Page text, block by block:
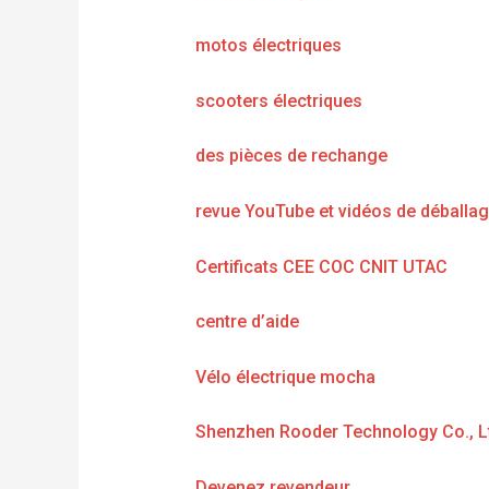
motos électriques
scooters électriques
des pièces de rechange
revue YouTube et vidéos de
Certificats CEE COC CNIT UTAC
centre d’aide
Vélo électrique mocha
Shenzhen Rooder Technology Co.,